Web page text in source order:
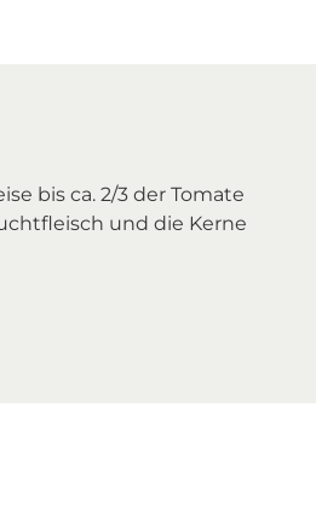
bis ca. 2/3 der Tomate
und die Kerne